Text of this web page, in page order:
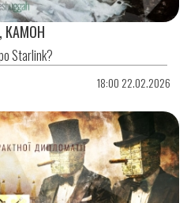
КАМОН
Starlink?
18:00 22.02.2026